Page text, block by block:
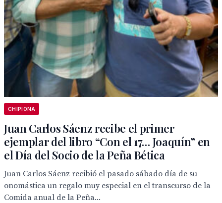
CHIPIONA
Juan Carlos Sáenz recibe el primer
ejemplar del libro “Con el 17… Joaquín” en
el Día del Socio de la Peña Bética
Juan Carlos Sáenz recibió el pasado sábado día de su
onomástica un regalo muy especial en el transcurso de la
Comida anual de la Peña...